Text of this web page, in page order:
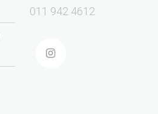
011 942 4612